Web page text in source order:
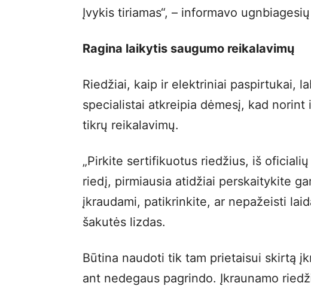
Įvykis tiriamas“, – informavo
Ragina laikytis saugumo reikalavimų
Riedžiai, kaip ir elektriniai paspirtukai,
specialistai atkreipia dėmesį, kad
tikrų reikalavimų.
„Pirkite sertifikuotus riedžius, iš
riedį, pirmiausia atidžiai perskaitykite
įkraudami, patikrinkite, ar nepažeisti
šakutės lizdas.
Būtina naudoti tik tam prietaisui skirtą
ant nedegaus pagrindo. Įkraunamo